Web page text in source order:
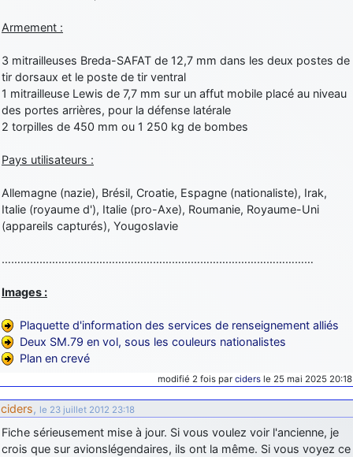
Armement :
3 mitrailleuses Breda-SAFAT de 12,7 mm dans les deux postes de
tir dorsaux et le poste de tir ventral
1 mitrailleuse Lewis de 7,7 mm sur un affut mobile placé au niveau
des portes arrières, pour la défense latérale
2 torpilles de 450 mm ou 1 250 kg de bombes
Pays utilisateurs :
Allemagne (nazie), Brésil, Croatie, Espagne (nationaliste), Irak,
Italie (royaume d'), Italie (pro-Axe), Roumanie, Royaume-Uni
(appareils capturés), Yougoslavie
………………………………………………………………………………………
Images :
Plaquette d'information des services de renseignement alliés
Deux SM.79 en vol, sous les couleurs nationalistes
Plan en crevé
modifié 2 fois par ciders le 25 mai 2025 20:18
ciders, le 23 juillet 2012 23:18
Fiche sérieusement mise à jour. Si vous voulez voir l'ancienne, je
crois que sur avionslégendaires, ils ont la même. Si vous voyez ce